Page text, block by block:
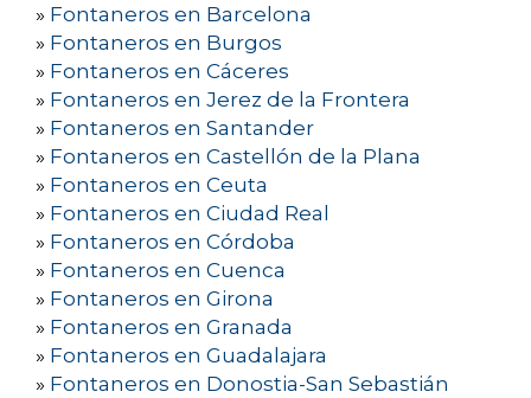
» Fontaneros en Barcelona
» Fontaneros en Burgos
» Fontaneros en Cáceres
» Fontaneros en Jerez de la Frontera
» Fontaneros en Santander
» Fontaneros en Castellón de la Plana
» Fontaneros en Ceuta
» Fontaneros en Ciudad Real
» Fontaneros en Córdoba
» Fontaneros en Cuenca
» Fontaneros en Girona
» Fontaneros en Granada
» Fontaneros en Guadalajara
» Fontaneros en Donostia-San Sebastián